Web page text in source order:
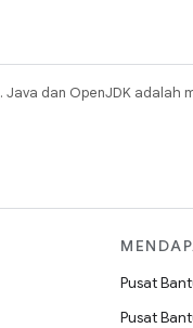
. Java dan OpenJDK adalah
Pusat
Pusat